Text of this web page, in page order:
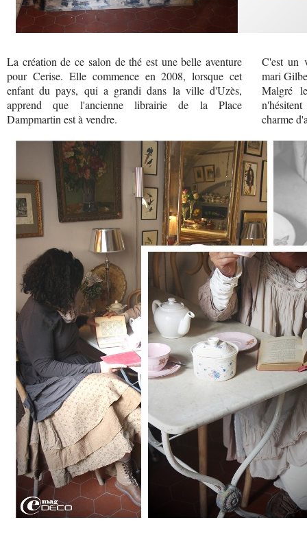
La création de ce salon de thé est une belle aventure
pour Cerise. Elle commence en 2008, lorsque cet
enfant du pays, qui a grandi dans la ville d'Uzès,
apprend que l'ancienne librairie de la Place
Dampmartin est à vendre.
C'est un
mari
Malgré
charme